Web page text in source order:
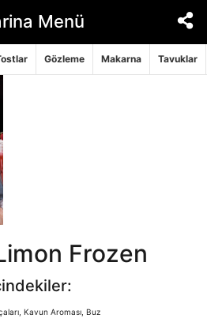
Menü
Gözleme Makarna Tavuklar
Frozen
Kavun Aroması, Buz